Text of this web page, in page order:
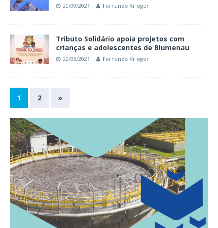
20/09/2021 Fernando Krieger
Tributo Solidário apoia projetos com
crianças e adolescentes de Blumenau
22/03/2021 Fernando Krieger
1 2 »